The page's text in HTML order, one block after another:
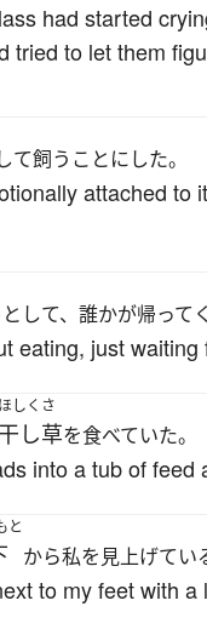
had started
to let them
て飼うことにした。
attached to
して、誰かが帰って
eating, just
ほしくさ
干し草を食べていた。
into a tub of feed
と
から私を見上げてい
to my feet with a